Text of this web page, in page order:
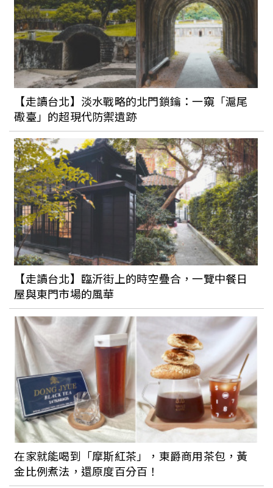
【走讀台北】淡水戰略的北門鎖鑰：一窺「滬尾
礮臺」的超現代防禦遺跡
【走讀台北】臨沂街上的時空疊合，一覽中餐日
屋與東門市場的風華
在家就能喝到「摩斯紅茶」，東爵商用茶包，黃
金比例煮法，還原度百分百！